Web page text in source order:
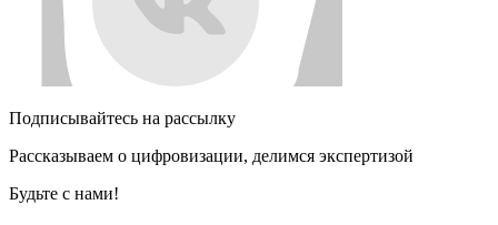
Подписывайтесь на рассылку
Рассказываем о цифровизации, делимся экспертизой
Будьте с нами!